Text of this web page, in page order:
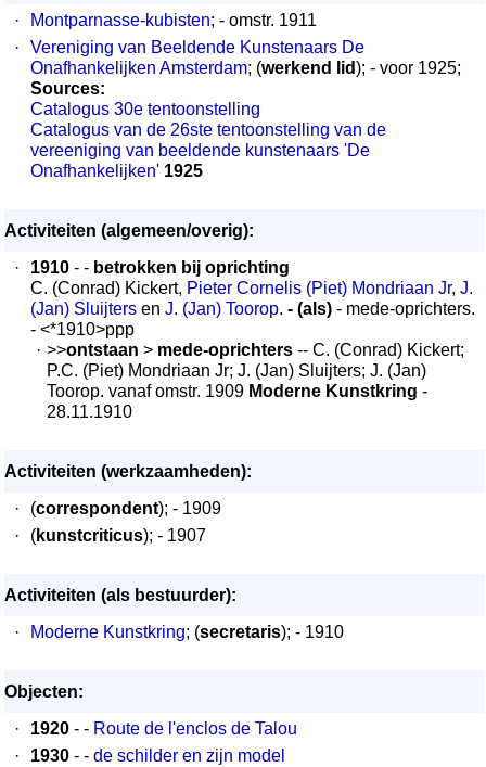
· Montparnasse-kubisten; - omstr. 1911
·
Vereniging van Beeldende Kunstenaars De
Onafhankelijken Amsterdam; (werkend lid); - voor 1925;
Sources:
Catalogus 30e tentoonstelling
Catalogus van de 26ste tentoonstelling van de
vereeniging van beeldende kunstenaars 'De
Onafhankelijken' 1925
Activiteiten (algemeen/overig):
·
1910 - - betrokken bij oprichting
C. (Conrad) Kickert, Pieter Cornelis (Piet) Mondriaan Jr, J.
(Jan) Sluijters en J. (Jan) Toorop. - (als) - mede-oprichters.
- <*1910>ppp
· >>ontstaan > mede-oprichters -- C. (Conrad) Kickert;
P.C. (Piet) Mondriaan Jr; J. (Jan) Sluijters; J. (Jan)
Toorop. vanaf omstr. 1909 Moderne Kunstkring -
28.11.1910
Activiteiten (werkzaamheden):
·
(correspondent); - 1909
·
(kunstcriticus); - 1907
Activiteiten (als bestuurder):
·
Moderne Kunstkring; (secretaris); - 1910
Objecten:
·
1920 - - Route de l'enclos de Talou
·
1930 - - de schilder en zijn model